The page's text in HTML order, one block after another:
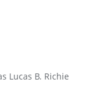
Lucas B. Richie